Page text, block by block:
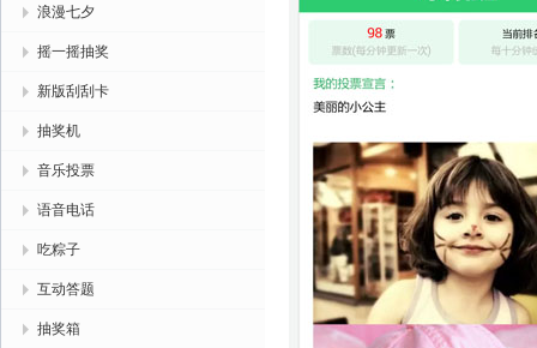
浪漫七夕
摇一摇抽奖
新版刮刮卡
抽奖机
音乐投票
语音电话
吃粽子
互动答题
抽奖箱